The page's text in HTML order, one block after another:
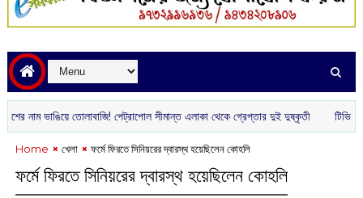
ভাঙিয়ে তোলাবাজি! পেট্রাপোল সীমান্ত এলাকা থেকে গ্রেপ্তার দুই দুষ্কৃতী টিভি দেখা নিয়ে
Home খেলা ফর্মে ফিরতে সিনিয়রের দ্বারস্থ হয়েছিলেন কোহলি
ফর্মে ফিরতে সিনিয়রের দ্বারস্থ হয়েছিলেন কোহলি